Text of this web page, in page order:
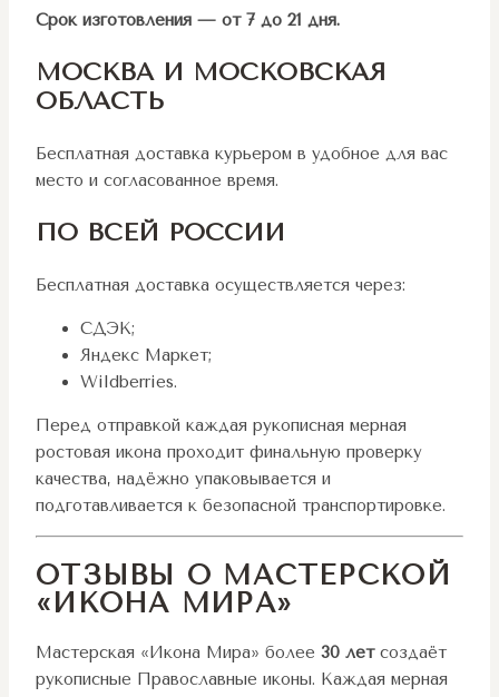
Срок изготовления — от 7 до 21 дня.
МОСКВА И МОСКОВСКАЯ
ОБЛАСТЬ
Бесплатная доставка курьером в удобное для вас
место и согласованное время.
ПО ВСЕЙ РОССИИ
Бесплатная доставка осуществляется через:
СДЭК;
Яндекс Маркет;
Wildberries.
Перед отправкой каждая рукописная мерная
ростовая икона проходит финальную проверку
качества, надёжно упаковывается и
подготавливается к безопасной транспортировке.
ОТЗЫВЫ О МАСТЕРСКОЙ
«ИКОНА МИРА»
Мастерская «Икона Мира» более 30 летсоздаёт
рукописные Православные иконы. Каждая мерная